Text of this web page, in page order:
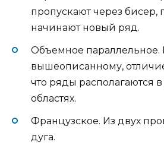
пропускают через бисер,
начинают новый ряд.
Объемное параллельное.
вышеописанному,
что ряды располагаются
областях.
Французское. Из двух
дуга.